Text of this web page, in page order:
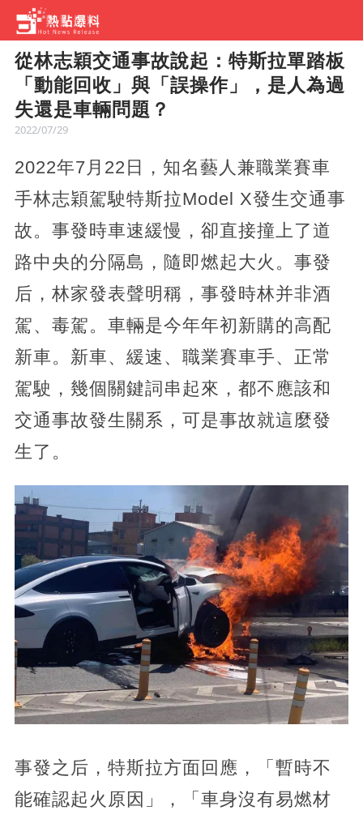
從林志穎交通事故說起：特斯拉單踏板
「動能回收」與「誤操作」，是人為過
失還是車輛問題？
2022/07/29
2022年7月22日，知名藝人兼職業賽車
手林志穎駕駛特斯拉Model X發生交通事
故。事發時車速緩慢，卻直接撞上了道
路中央的分隔島，隨即燃起大火。事發
后，林家發表聲明稱，事發時林并非酒
駕、毒駕。車輛是今年年初新購的高配
新車。新車、緩速、職業賽車手、正常
駕駛，幾個關鍵詞串起來，都不應該和
交通事故發生關系，可是事故就這麼發
生了。
事發之后，特斯拉方面回應，「暫時不
能確認起火原因」，「車身沒有易燃材